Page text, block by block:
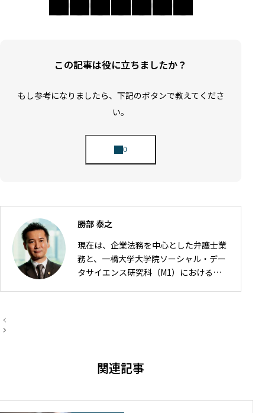
この記事は役に立ちましたか？
もし参考になりましたら、下記のボタンで教えてくださ
い。
勝部 泰之
現在は、企業法務を中心とした弁護士業
務と、一橋大学大学院ソーシャル・デー
タサイエンス研究科（M1）における研
の構造化や生成AI・データサイエンスを
投
稿
関連記事